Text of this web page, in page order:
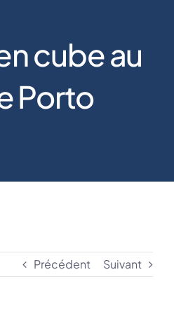
cube au
Porto
Précédent Suivant